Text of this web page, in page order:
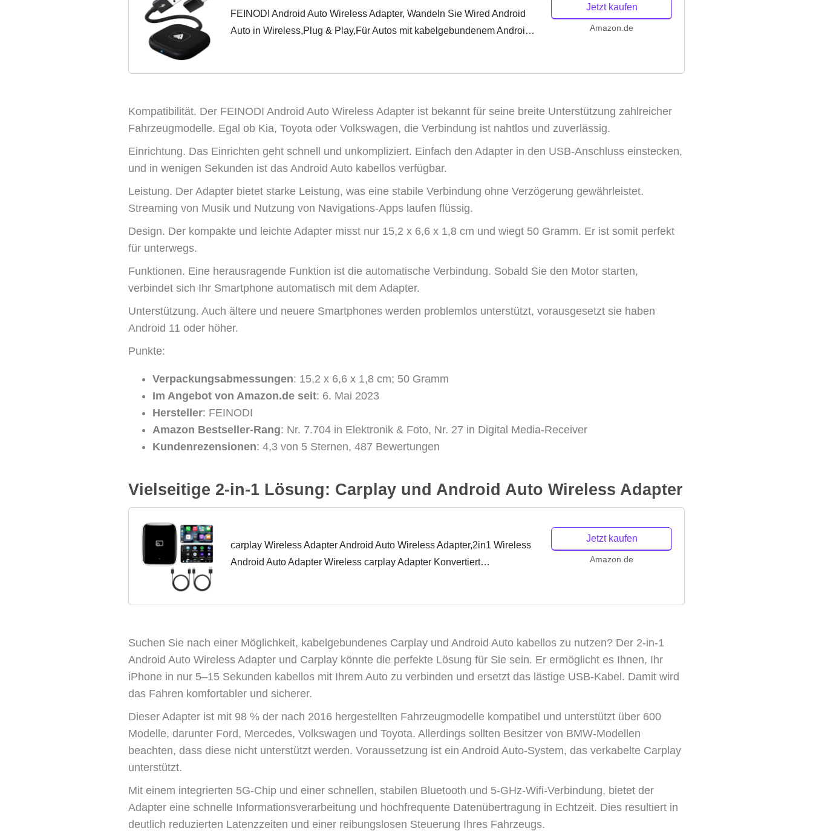
FEINODI Android Auto Wireless Adapter, Wandeln Sie Wired Android
Auto in Wireless,Plug & Play,Für Autos mit kabelgebundenem Android
Jetzt kaufen
Amazon.de
Kompatibilität. Der FEINODI Android Auto Wireless Adapter ist bekannt für seine breite Unterstützung zahlreicher
Fahrzeugmodelle. Egal ob Kia, Toyota oder Volkswagen, die Verbindung ist nahtlos und zuverlässig.
Einrichtung. Das Einrichten geht schnell und unkompliziert. Einfach den Adapter in den USB-Anschluss einstecken,
und in wenigen Sekunden ist das Android Auto kabellos verfügbar.
Leistung. Der Adapter bietet starke Leistung, was eine stabile Verbindung ohne Verzögerung gewährleistet.
Streaming von Musik und Nutzung von Navigations-Apps laufen flüssig.
Design. Der kompakte und leichte Adapter misst nur 15,2 x 6,6 x 1,8 cm und wiegt 50 Gramm. Er ist somit perfekt
für unterwegs.
Funktionen. Eine herausragende Funktion ist die automatische Verbindung. Sobald Sie den Motor starten,
verbindet sich Ihr Smartphone automatisch mit dem Adapter.
Unterstützung. Auch ältere und neuere Smartphones werden problemlos unterstützt, vorausgesetzt sie haben
Android 11 oder höher.
Punkte:
Verpackungsabmessungen: 15,2 x 6,6 x 1,8 cm; 50 Gramm
Im Angebot von Amazon.de seit: 6. Mai 2023
Hersteller: FEINODI
Amazon Bestseller-Rang: Nr. 7.704 in Elektronik & Foto, Nr. 27 in Digital Media-Receiver
Kundenrezensionen: 4,3 von 5 Sternen, 487 Bewertungen
Vielseitige 2-in-1 Lösung: Carplay und Android Auto Wireless Adapter
carplay Wireless Adapter Android Auto Wireless Adapter,2in1 Wireless
Android Auto Adapter Wireless carplay Adapter Konvertiert
Jetzt kaufen
Amazon.de
Suchen Sie nach einer Möglichkeit, kabelgebundenes Carplay und Android Auto kabellos zu nutzen? Der 2-in-1
Android Auto Wireless Adapter und Carplay könnte die perfekte Lösung für Sie sein. Er ermöglicht es Ihnen, Ihr
iPhone in nur 5–15 Sekunden kabellos mit Ihrem Auto zu verbinden und ersetzt das lästige USB-Kabel. Damit wird
das Fahren komfortabler und sicherer.
Dieser Adapter ist mit 98 % der nach 2016 hergestellten Fahrzeugmodelle kompatibel und unterstützt über 600
Modelle, darunter Ford, Mercedes, Volkswagen und Toyota. Allerdings sollten Besitzer von BMW-Modellen
beachten, dass diese nicht unterstützt werden. Voraussetzung ist ein Android Auto-System, das verkabelte Carplay
unterstützt.
Mit einem integrierten 5G-Chip und einer schnellen, stabilen Bluetooth und 5-GHz-Wifi-Verbindung, bietet der
Adapter eine schnelle Informationsverarbeitung und hochfrequente Datenübertragung in Echtzeit. Dies resultiert in
deutlich reduzierten Latenzzeiten und einer reibungslosen Steuerung Ihres Fahrzeugs.